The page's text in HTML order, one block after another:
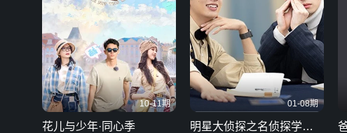
10-11期
花儿与少年·同心季
01-08期
明星大侦探之名侦探学院